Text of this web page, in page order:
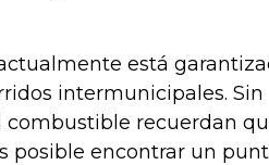
está
intermunicipales. Sin
combustible recuerdan
posible encontrar un